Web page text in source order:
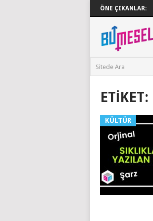
ÖNE ÇIKANLAR:
ETIKET:
KÜLTÜR